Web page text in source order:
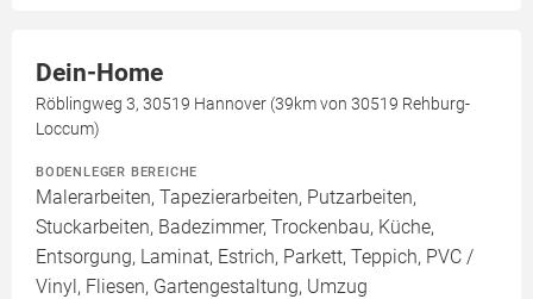
Dein-Home
Röblingweg 3, 30519 Hannover (39km von 30519 Rehburg-
Loccum)
BODENLEGER BEREICHE
Malerarbeiten, Tapezierarbeiten, Putzarbeiten,
Stuckarbeiten, Badezimmer, Trockenbau, Küche,
Entsorgung, Laminat, Estrich, Parkett, Teppich, PVC /
Vinyl, Fliesen, Gartengestaltung, Umzug